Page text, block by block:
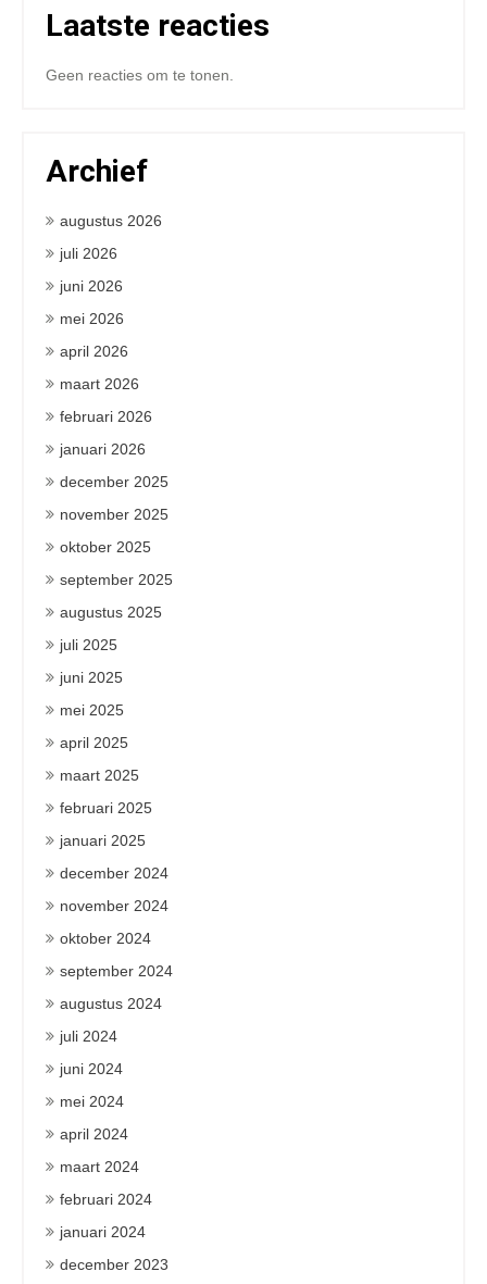
Laatste reacties
Geen reacties om te tonen.
Archief
augustus 2026
juli 2026
juni 2026
mei 2026
april 2026
maart 2026
februari 2026
januari 2026
december 2025
november 2025
oktober 2025
september 2025
augustus 2025
juli 2025
juni 2025
mei 2025
april 2025
maart 2025
februari 2025
januari 2025
december 2024
november 2024
oktober 2024
september 2024
augustus 2024
juli 2024
juni 2024
mei 2024
april 2024
maart 2024
februari 2024
januari 2024
december 2023